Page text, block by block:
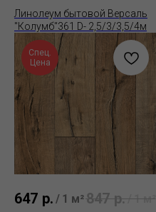
Линолеум бытовой Версаль
"Колумб"361 D- 2,5/3/3,5/4м
Спец.
Цена
647 р. / 1 м²847 р./1 м²